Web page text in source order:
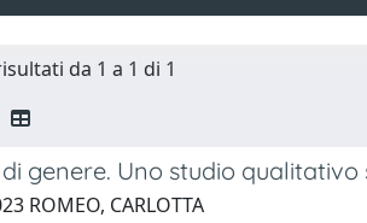
da 1 a 1 di 1
genere. Uno studio
ROMEO, CARLOTTA